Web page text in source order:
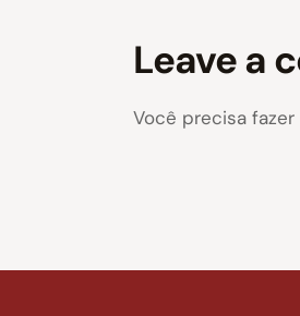
Leave a
Você precisa fazer